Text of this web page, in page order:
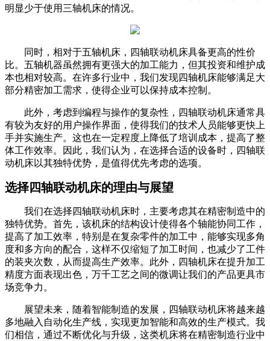
明显少于使用三轴机床的情况。
同时，相对于五轴机床，四轴联动机床具备更高的性价
比。五轴机器虽然拥有更强大的加工能力，但其投资和维护成
本也相对较高。在许多行业中，我们发现四轴机床能够满足大
部分精密加工需求，使得企业可以保持成本控制。
此外，考虑到编程与操作的复杂性，四轴联动机床通常具
有较为友好的用户操作界面，使得我们的技术人员能够更快上
手并实施生产。这也在一定程度上降低了培训成本，提高了整
体工作效率。因此，我们认为，在选择合适的设备时，四轴联
动机床以其独特优势，是值得优先考虑的选项。
选择四轴联动机床的理由与展望
我们在选择四轴联动机床时，主要考虑其在精密制造中的
独特优势。首先，该机床的结构设计使得各个轴能协同工作，
提高了加工效率，特别是在复杂零件的加工中，能够实现多角
度和多方向的配合，这样不仅缩短了加工时间，也减少了工件
的装夹次数，从而提高生产效率。此外，四轴机床在提升加工
精度方面表现出色，万千工艺之间的微调让我们的产品更具市
场竞争力。
展望未来，随着智能制造的发展，四轴联动机床将越来越
多地融入自动化生产线，实现更加智能和高效的生产模式。我
们相信，通过不断优化与升级，这类机床将在精密制造行业中